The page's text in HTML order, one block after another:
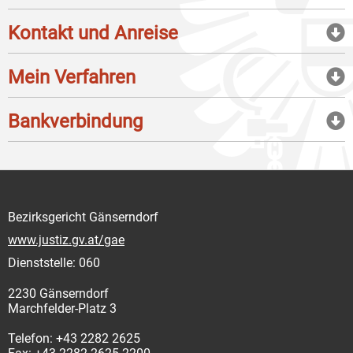
Kontakt und Anreise
Mein Verfahren
Bankverbindung
Bezirksgericht Gänserndorf
www.justiz.gv.at/gae
Dienststelle: 060
2230 Gänserndorf
Marchfelder-Platz 3
Telefon: +43 2282 2625